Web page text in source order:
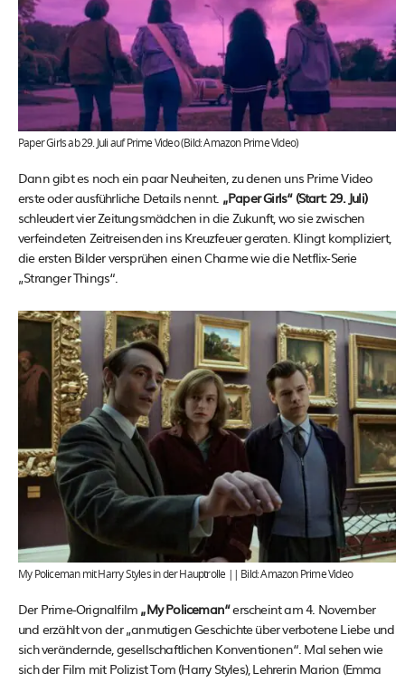
Paper Girls ab 29. Juli auf Prime Video (Bild: Amazon Prime Video)
Dann gibt es noch ein paar Neuheiten, zu denen uns Prime Video
erste oder ausführliche Details nennt. „Paper Girls“ (Start: 29. Juli)
schleudert vier Zeitungsmädchen in die Zukunft, wo sie zwischen
verfeindeten Zeitreisenden ins Kreuzfeuer geraten. Klingt kompliziert,
die ersten Bilder versprühen einen Charme wie die Netflix-Serie
„Stranger Things“.
My Policeman mit Harry Styles in der Hauptrolle || Bild: Amazon Prime Video
Der Prime-Orignalfilm „My Policeman“erscheint am 4. November
und erzählt von der „anmutigen Geschichte über verbotene Liebe und
sich verändernde, gesellschaftlichen Konventionen“. Mal sehen wie
sich der Film mit Polizist Tom (Harry Styles), Lehrerin Marion (Emma